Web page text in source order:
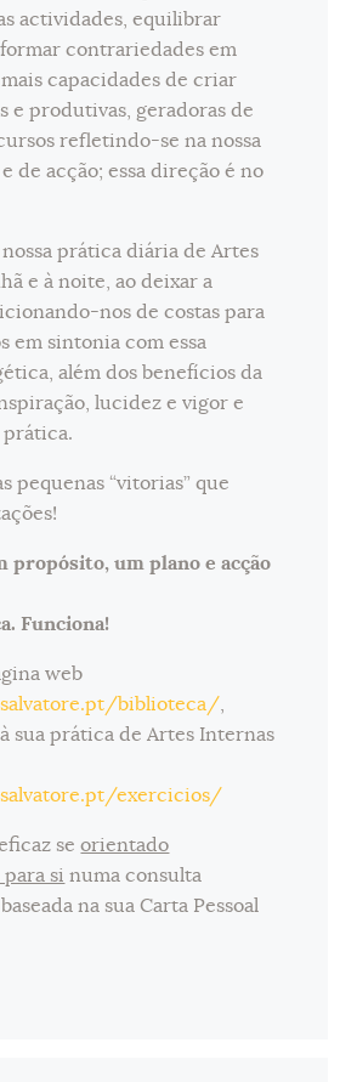
actividades, equilibrar
contrariedades em
capacidades de criar
e produtivas, geradoras de
refletindo-se na nossa
de acção; essa direção é no
prática diária de Artes
e à noite, ao deixar a
nos de costas para
em sintonia com essa
além dos benefícios da
lucidez e vigor e
pequenas “vitorias” que
propósito, um plano e acção
Funciona!
web
biblioteca/
sua prática de Artes Internas
exercicios/
seorientado
si numa consulta
na sua Carta Pessoal